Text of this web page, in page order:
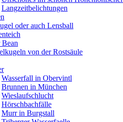
Langzeitbelichtungen
oder auch Lensball
von der Rostsäule
Wasserfall in Obervintl
Brunnen in München
Wieslaufschlucht
Hörschbachfälle
Murr in Burgstall